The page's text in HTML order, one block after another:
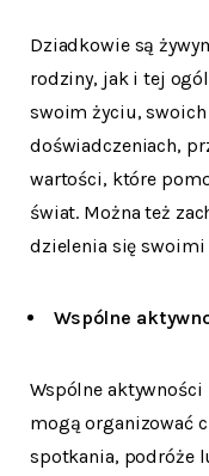
Dziadkowie są
rodziny, jak i tej
swoim życiu,
doświadczeniach,
wartości, które
świat. Można też
dzielenia się
Wspólne
Wspólne
mogą organizować
spotkania, podróże